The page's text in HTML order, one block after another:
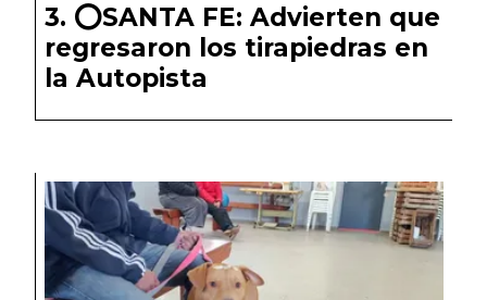
⭕️SANTA FE: Advierten que
regresaron los tirapiedras en
la Autopista